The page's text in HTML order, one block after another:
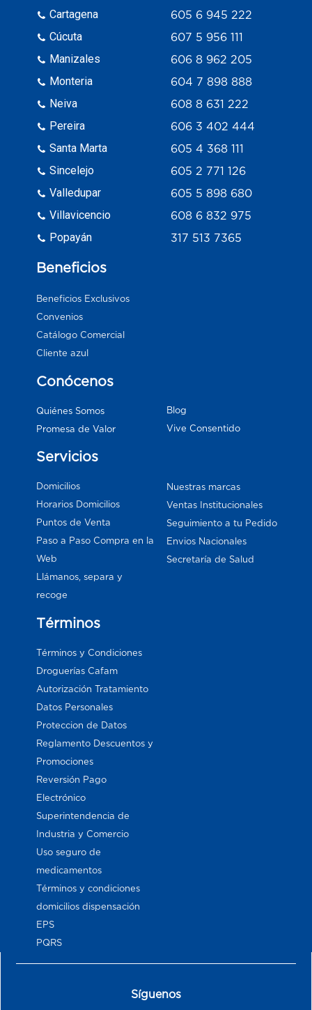
Cartagena
Cúcuta
Manizales
Monteria
Neiva
Pereira
Santa Marta
Sincelejo
Valledupar
Villavicencio
Popayán
605 6 945 222
607 5 956 111
606 8 962 205
604 7 898 888
608 8 631 222
606 3 402 444
605 4 368 111
605 2 771 126
605 5 898 680
608 6 832 975
317 513 7365
Beneficios
Beneficios Exclusivos
Convenios
Catálogo Comercial
Cliente azul
Conócenos
Quiénes Somos
Promesa de Valor
Blog
Vive Consentido
Servicios
Domicilios
Horarios Domicilios
Puntos de Venta
Paso a Paso Compra en la
Web
Llámanos, separa y
recoge
Nuestras marcas
Ventas Institucionales
Seguimiento a tu Pedido
Envios Nacionales
Secretaría de Salud
Términos
Términos y Condiciones
Droguerías Cafam
Autorización Tratamiento
Datos Personales
Proteccion de Datos
Reglamento Descuentos y
Promociones
Reversión Pago
Electrónico
Superintendencia de
Industria y Comercio
Uso seguro de
medicamentos
Términos y condiciones
domicilios dispensación
EPS
PQRS
Síguenos